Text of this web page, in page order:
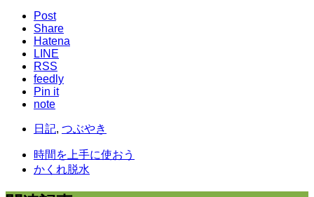
Post
Share
Hatena
LINE
RSS
feedly
Pin it
note
日記, つぶやき
時間を上手に使おう
かくれ脱水